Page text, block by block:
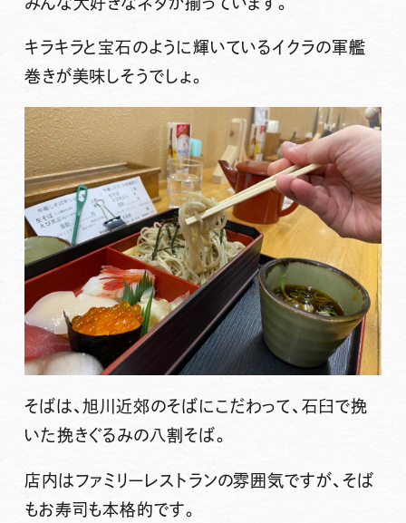
キラキラと宝石のように輝いているイクラの軍艦
巻きが美味しそうでしょ。
そばは、旭川近郊のそばにこだわって、石臼で挽
いた挽きぐるみの八割そば。
店内はファミリーレストランの雰囲気ですが、そば
もお寿司も本格的です。